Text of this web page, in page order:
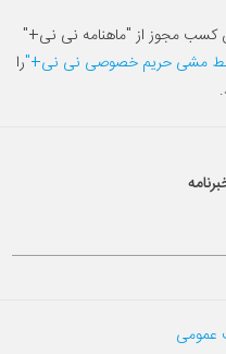
کسب مجوز از "ماهنامه نی نی+"
مشی حریم خصوصی نی نی+"را
عمومی